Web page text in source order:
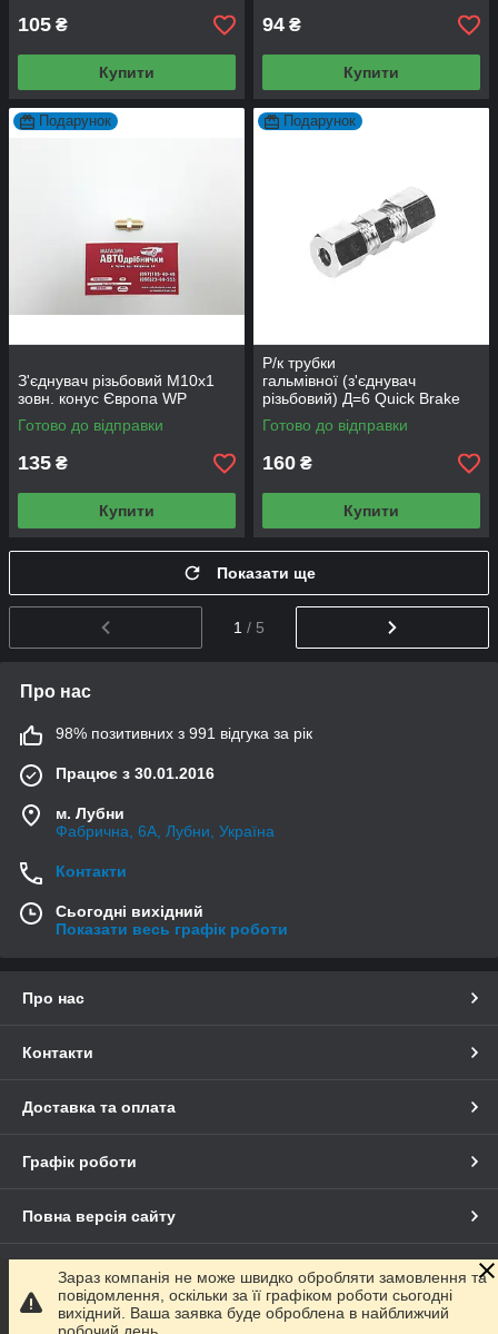
105 ₴
Купити
94 ₴
Купити
Подарунок
З'єднувач різьбовий М10х1
зовн. конус Європа WP
Готово до відправки
135 ₴
Купити
Подарунок
Р/к трубки
гальмівної (з'єднувач
різьбовий) Д=6 Quick Brake
Готово до відправки
160 ₴
Купити
Показати ще
1 / 5
Про нас
98% позитивних з 991 відгука за рік
Працює з 30.01.2016
м. Лубни
Фабрична, 6А, Лубни, Україна
Контакти
Сьогодні вихідний
Показати весь графік роботи
Про нас
Контакти
Доставка та оплата
Графік роботи
Повна версія сайту
Сайт створено на маркетплейсі Prom.ua
Політика конфіденційності
Зараз компанія не може швидко обробляти замовлення та
повідомлення, оскільки за її графіком роботи сьогодні
вихідний. Ваша заявка буде оброблена в найближчий